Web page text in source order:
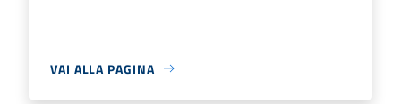
VAI ALLA PAGINA